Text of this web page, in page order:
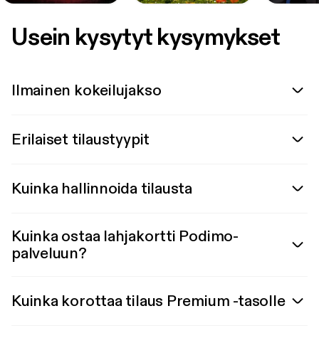
Usein kysytyt kysymykset
Ilmainen kokeilujakso
Erilaiset tilaustyypit
Kuinka hallinnoida tilausta
Kuinka ostaa lahjakortti Podimo-
palveluun?
Kuinka korottaa tilaus Premium -tasolle